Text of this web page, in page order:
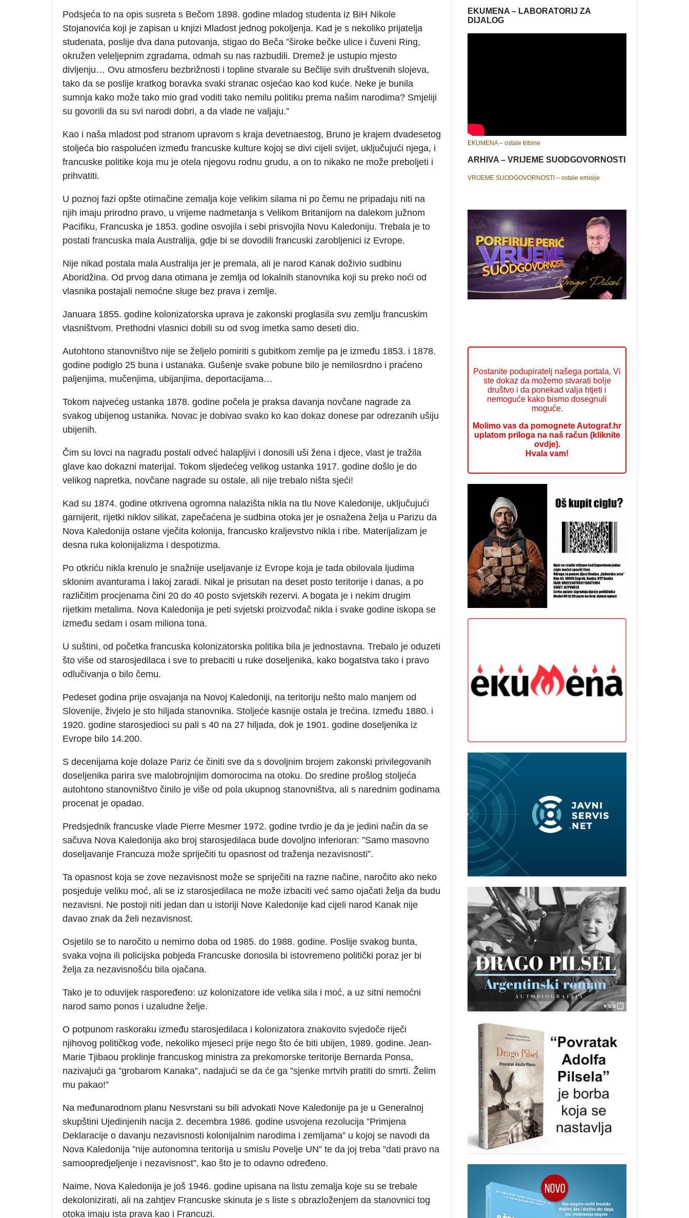
Podsjeća to na opis susreta s Bečom 1898. godine mladog studenta iz BiH Nikole
Stojanovića koji je zapisan u knjizi Mladost jednog pokoljenja. Kad je s nekoliko prijatelja
studenata, poslije dva dana putovanja, stigao do Beča ”široke bečke ulice i čuveni Ring,
okružen veleljepnim zgradama, odmah su nas razbudili. Dremež je ustupio mjesto
divljenju… Ovu atmosferu bezbrižnosti i topline stvarale su Bečlije svih društvenih slojeva,
tako da se poslije kratkog boravka svaki stranac osjećao kao kod kuće. Neke je bunila
sumnja kako može tako mio grad voditi tako nemilu politiku prema našim narodima? Smjeliji
su govorili da su svi narodi dobri, a da vlade ne valjaju.”
Kao i naša mladost pod stranom upravom s kraja devetnaestog, Bruno je krajem dvadesetog
stoljeća bio raspolućen između francuske kulture kojoj se divi cijeli svijet, uključujući njega, i
francuske politike koja mu je otela njegovu rodnu grudu, a on to nikako ne može preboljeti i
prihvatiti.
U poznoj fazi opšte otimačine zemalja koje velikim silama ni po čemu ne pripadaju niti na
njih imaju prirodno pravo, u vrijeme nadmetanja s Velikom Britanijom na dalekom južnom
Pacifiku, Francuska je 1853. godine osvojila i sebi prisvojila Novu Kaledoniju. Trebala je to
postati francuska mala Australija, gdje bi se dovodili francuski zarobljenici iz Evrope.
Nije nikad postala mala Australija jer je premala, ali je narod Kanak doživio sudbinu
Aboridžina. Od prvog dana otimana je zemlja od lokalnih stanovnika koji su preko noći od
vlasnika postajali nemoćne sluge bez prava i zemlje.
Januara 1855. godine kolonizatorska uprava je zakonski proglasila svu zemlju francuskim
vlasništvom. Prethodni vlasnici dobili su od svog imetka samo deseti dio.
Autohtono stanovništvo nije se željelo pomiriti s gubitkom zemlje pa je između 1853. i 1878.
godine podiglo 25 buna i ustanaka. Gušenje svake pobune bilo je nemilosrdno i praćeno
paljenjima, mučenjima, ubijanjima, deportacijama…
Tokom najvećeg ustanka 1878. godine počela je praksa davanja novčane nagrade za
svakog ubijenog ustanika. Novac je dobivao svako ko kao dokaz donese par odrezanih ušiju
ubijenih.
Čim su lovci na nagradu postali odveć halapljivi i donosili uši žena i djece, vlast je tražila
glave kao dokazni materijal. Tokom sljedećeg velikog ustanka 1917. godine došlo je do
velikog napretka, novčane nagrade su ostale, ali nije trebalo ništa sjeći!
Kad su 1874. godine otkrivena ogromna nalazišta nikla na tlu Nove Kaledonije, uključujući
garnijerit, rijetki niklov silikat, zapečaćena je sudbina otoka jer je osnažena želja u Parizu da
Nova Kaledonija ostane vječita kolonija, francusko kraljevstvo nikla i ribe. Materijalizam je
desna ruka kolonijalizma i despotizma.
Po otkriću nikla krenulo je snažnije useljavanje iz Evrope koja je tada obilovala ljudima
sklonim avanturama i lakoj zaradi. Nikal je prisutan na deset posto teritorije i danas, a po
različitim procjenama čini 20 do 40 posto svjetskih rezervi. A bogata je i nekim drugim
rijetkim metalima. Nova Kaledonija je peti svjetski proizvođač nikla i svake godine iskopa se
između sedam i osam miliona tona.
U suštini, od početka francuska kolonizatorska politika bila je jednostavna. Trebalo je oduzeti
što više od starosjedilaca i sve to prebaciti u ruke doseljenika, kako bogatstva tako i pravo
odlučivanja o bilo čemu.
Pedeset godina prije osvajanja na Novoj Kaledoniji, na teritoriju nešto malo manjem od
Slovenije, živjelo je sto hiljada stanovnika. Stoljeće kasnije ostala je trećina. Između 1880. i
1920. godine starosjedioci su pali s 40 na 27 hiljada, dok je 1901. godine doseljenika iz
Evrope bilo 14.200.
S decenijama koje dolaze Pariz će činiti sve da s dovoljnim brojem zakonski privilegovanih
doseljenika parira sve malobrojnijim domorocima na otoku. Do sredine prošlog stoljeća
autohtono stanovništvo činilo je više od pola ukupnog stanovništva, ali s narednim godinama
procenat je opadao.
Predsjednik francuske vlade Pierre Mesmer 1972. godine tvrdio je da je jedini način da se
sačuva Nova Kaledonija ako broj starosjedilaca bude dovoljno inferioran: ”Samo masovno
doseljavanje Francuza može spriječiti tu opasnost od traženja nezavisnosti”.
Ta opasnost koja se zove nezavisnost može se spriječiti na razne načine, naročito ako neko
posjeduje veliku moć, ali se iz starosjedilaca ne može izbaciti već samo ojačati želja da budu
nezavisni. Ne postoji niti jedan dan u istoriji Nove Kaledonije kad cijeli narod Kanak nije
davao znak da želi nezavisnost.
Osjetilo se to naročito u nemirno doba od 1985. do 1988. godine. Poslije svakog bunta,
svaka vojna ili policijska pobjeda Francuske donosila bi istovremeno politički poraz jer bi
želja za nezavisnošću bila ojačana.
Tako je to oduvijek raspoređeno: uz kolonizatore ide velika sila i moć, a uz sitni nemoćni
narod samo ponos i uzaludne želje.
O potpunom raskoraku između starosjedilaca i kolonizatora znakovito svjedoče riječi
njihovog političkog vođe, nekoliko mjeseci prije nego što će biti ubijen, 1989. godine. Jean-
Marie Tjibaou proklinje francuskog ministra za prekomorske teritorije Bernarda Ponsa,
nazivajući ga ”grobarom Kanaka”, nadajući se da će ga ”sjenke mrtvih pratiti do smrti. Želim
mu pakao!”
Na međunarodnom planu Nesvrstani su bili advokati Nove Kaledonije pa je u Generalnoj
skupštini Ujedinjenih nacija 2. decembra 1986. godine usvojena rezolucija ”Primjena
Deklaracije o davanju nezavisnosti kolonijalnim narodima i zemljama” u kojoj se navodi da
Nova Kaledonija ”nije autonomna teritorija u smislu Povelje UN” te da joj treba ”dati pravo na
samoopredjeljenje i nezavisnost”, kao što je to odavno određeno.
Naime, Nova Kaledonija je još 1946. godine upisana na listu zemalja koje su se trebale
dekolonizirati, ali na zahtjev Francuske skinuta je s liste s obrazloženjem da stanovnici tog
otoka imaju ista prava kao i Francuzi.
EKUMENA – LABORATORIJ ZA
DIJALOG
EKUMENA – ostale tribine
ARHIVA – VRIJEME SUODGOVORNOSTI
VRIJEME SUODGOVORNOSTI – ostale emisije
Postanite podupiratelj našega portala. Vi
ste dokaz da možemo stvarati bolje
društvo i da ponekad valja htjeti i
nemoguće kako bismo dosegnuli
moguće.
Molimo vas da pomognete Autograf.hr
uplatom priloga na naš račun (kliknite
ovdje).
Hvala vam!